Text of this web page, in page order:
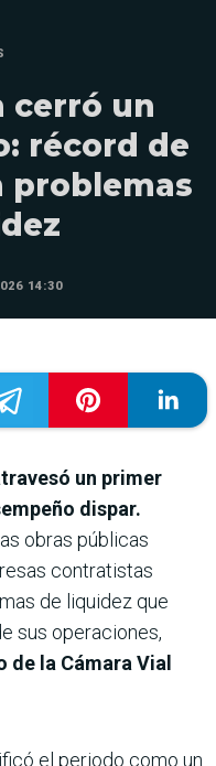
cerró un
récord de
problemas
14:30
un primer
dispar.
obras públicas
contratistas
de liquidez que
sus operaciones,
la Cámara Vial
el periodo como un